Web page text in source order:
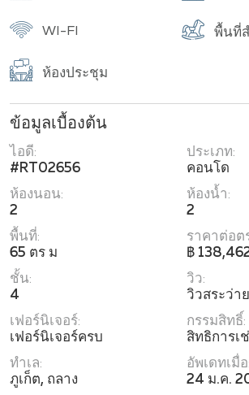
WI-FI พื้นที่
ห้องประชุม
ข้อมูลเบื้องต้น
ไอดี:
#RT02656
ประเภท:
คอนโด
ห้องนอน:
2
ห้องน้ำ:
2
พื้นที่:
65 ตร ม
ราคาต่อต
฿
ชั้น:
4
วิว:
วิวสระว่า
เฟอร์นิเจอร์:
เฟอร์นิเจอร์ครบ
กรรมสิทธิ์:
สิทธิการเ
ทำเล:
ภูเก็ต, ถลาง
อัพเดทเมื่อ:
24 ม.ค.